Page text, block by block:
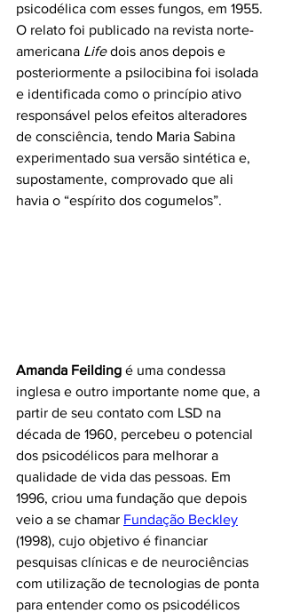
psicodélica com esses fungos, em 1955.
O relato foi publicado na revista norte-
americana Life dois anos depois e
posteriormente a psilocibina foi isolada
e identificada como o princípio ativo
responsável pelos efeitos alteradores
de consciência, tendo Maria Sabina
experimentado sua versão sintética e,
supostamente, comprovado que ali
havia o “espírito dos cogumelos”.
Amanda Feilding é uma condessa
inglesa e outro importante nome que, a
partir de seu contato com LSD na
década de 1960, percebeu o potencial
dos psicodélicos para melhorar a
qualidade de vida das pessoas. Em
1996, criou uma fundação que depois
veio a se chamar Fundação Beckley
(1998), cujo objetivo é financiar
pesquisas clínicas e de neurociências
com utilização de tecnologias de ponta
para entender como os psicodélicos